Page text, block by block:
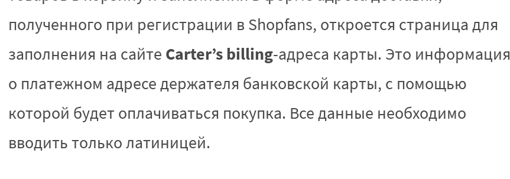
полученного при регистрации в Shopfans, откроется страница для
заполнения на сайте Carter’s billing-адреса карты. Это информация
о платежном адресе держателя банковской карты, с помощью
которой будет оплачиваться покупка. Все данные необходимо
вводить только латиницей.